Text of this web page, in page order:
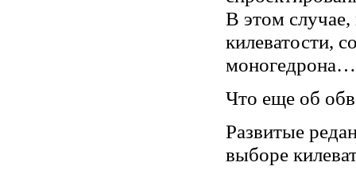
В этом
килеватости,
моногедрона…
Что еще об
Развитые
выборе